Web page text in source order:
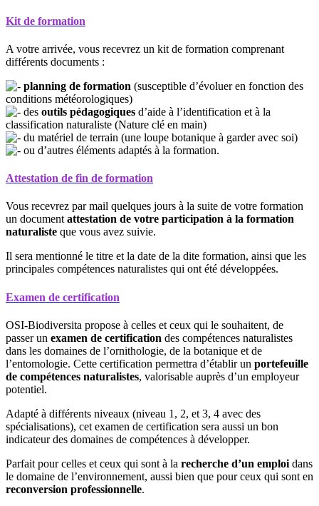
Kit de formation
A votre arrivée, vous recevrez un kit de formation comprenant
différents documents :
planning de formation (susceptible d’évoluer en fonction des
conditions météorologiques)
des outils pédagogiques d’aide à l’identification et à la
classification naturaliste (Nature clé en main)
du matériel de terrain (une loupe botanique à garder avec soi)
ou d’autres éléments adaptés à la formation.
Attestation de fin de formation
Vous recevrez par mail quelques jours à la suite de votre formation
un document attestation de votre participation à la formation
naturaliste que vous avez suivie.
Il sera mentionné le titre et la date de la dite formation, ainsi que les
principales compétences naturalistes qui ont été développées.
Examen de certification
OSI-Biodiversita propose à celles et ceux qui le souhaitent, de
passer un examen de certification des compétences naturalistes
dans les domaines de l’ornithologie, de la botanique et de
l’entomologie. Cette certification permettra d’établir un portefeuille
de compétences naturalistes, valorisable auprès d’un employeur
potentiel.
Adapté à différents niveaux (niveau 1, 2, et 3, 4 avec des
spécialisations), cet examen de certification sera aussi un bon
indicateur des domaines de compétences à développer.
Parfait pour celles et ceux qui sont à la recherche d’un emploi dans
le domaine de l’environnement, aussi bien que pour ceux qui sont en
reconversion professionnelle.